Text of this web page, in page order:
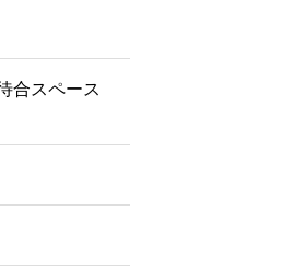
合スペース